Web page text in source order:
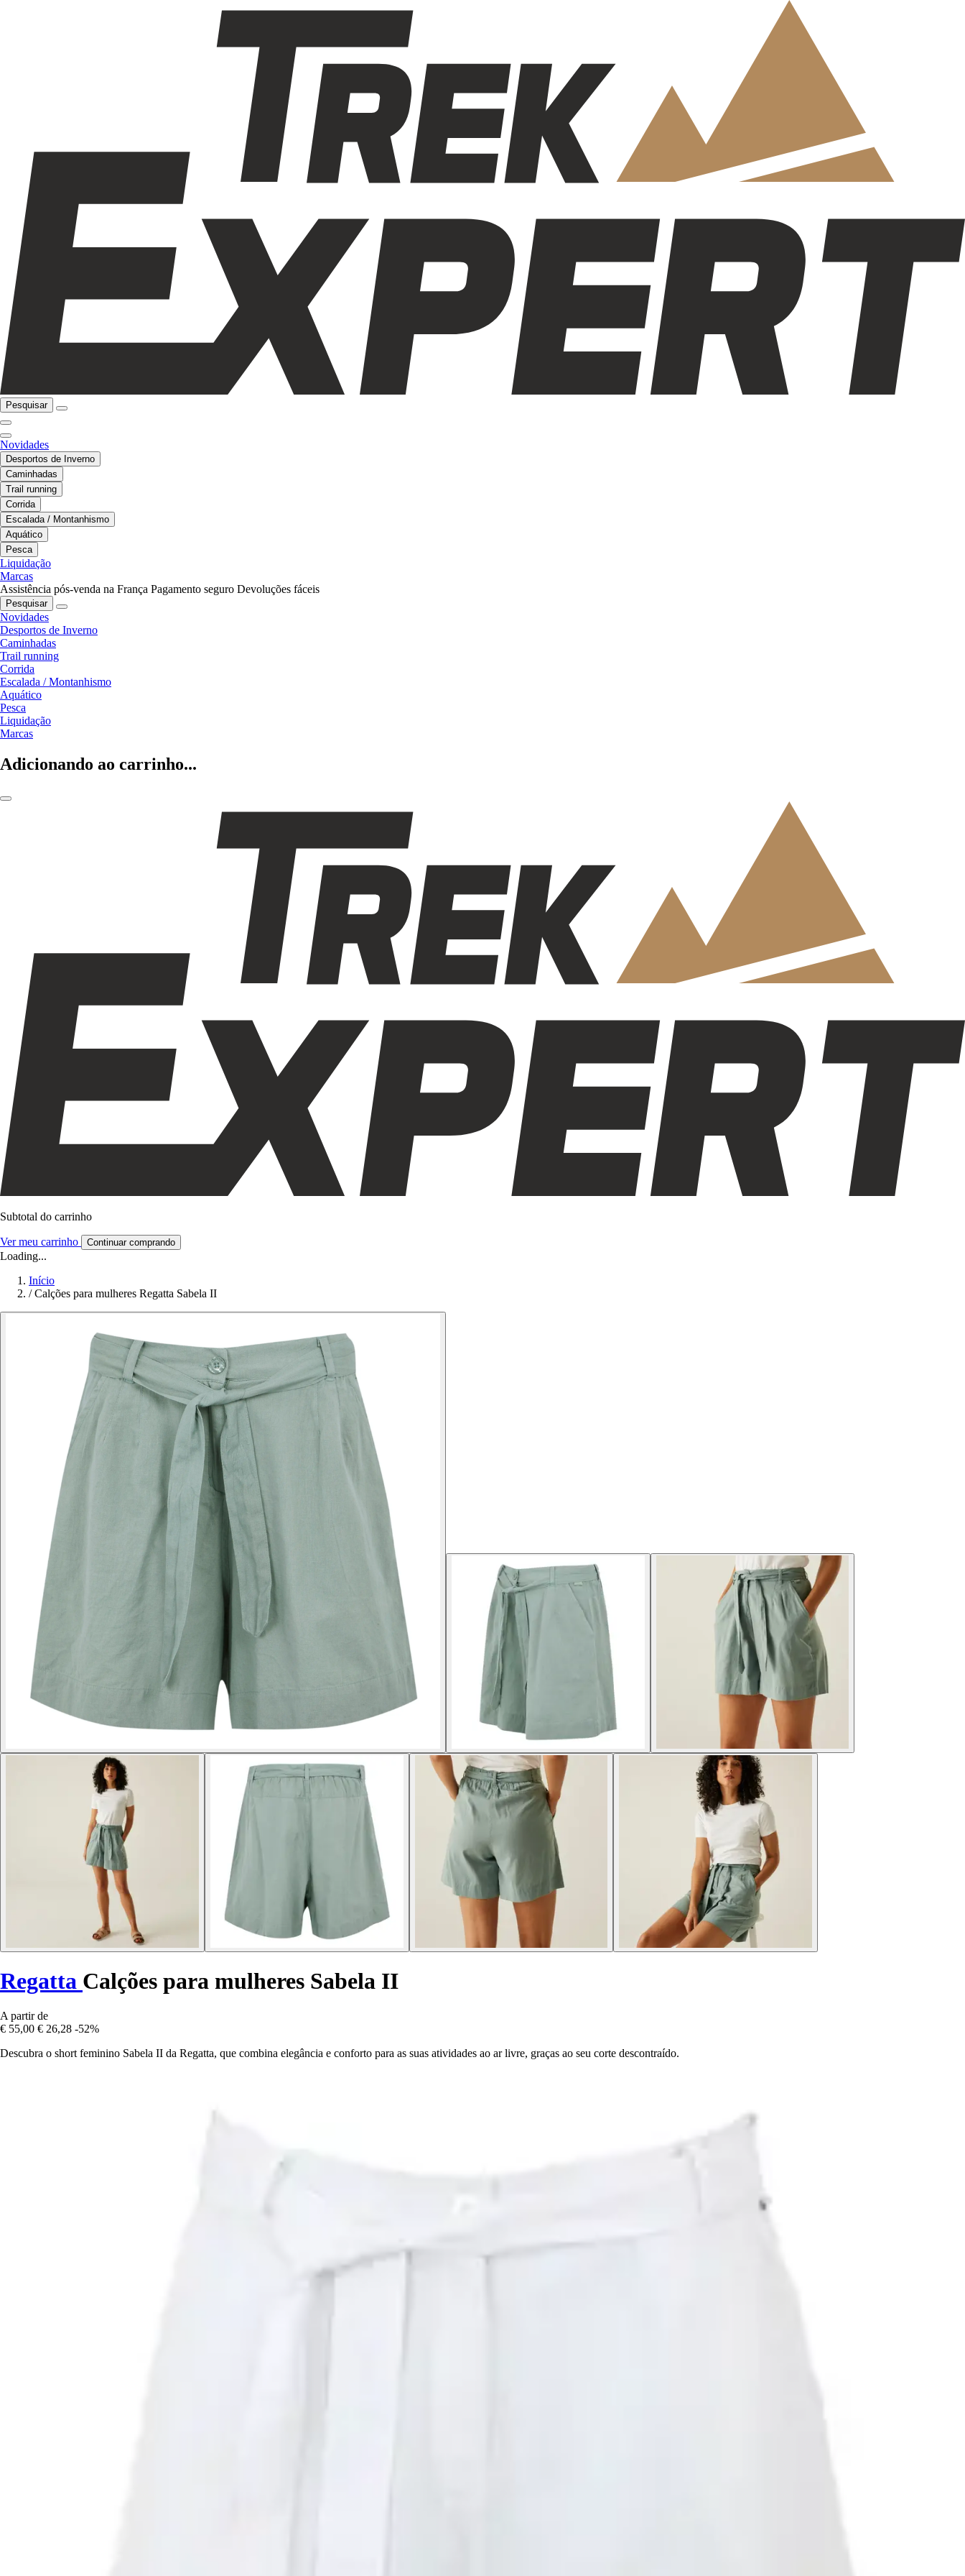
Pesquisar
Novidades
Desportos de Inverno
Caminhadas
Trail running
Corrida
Escalada / Montanhismo
Aquático
Pesca
Liquidação
Marcas
Assistência pós-venda na França Pagamento seguro Devoluções fáceis
Pesquisar
Novidades
Desportos de Inverno
Caminhadas
Trail running
Corrida
Escalada / Montanhismo
Aquático
Pesca
Liquidação
Marcas
Adicionando ao carrinho...
Subtotal do carrinho
Ver meu carrinho Continuar comprando
Loading...
Início
/ Calções para mulheres Regatta Sabela II
Regatta Calções para mulheres Sabela II
A partir de
€ 55,00 € 26,28 -52%
Descubra o short feminino Sabela II da Regatta, que combina elegância e conforto para as suas atividades ao ar livre, graças ao seu corte descontraído.